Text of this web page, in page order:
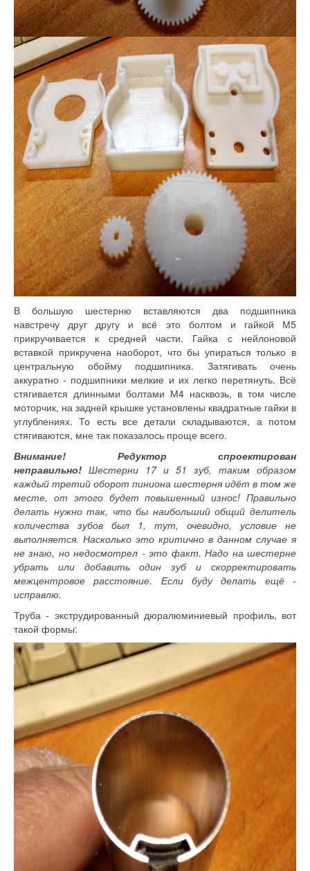
В большую шестерню вставляются два подшипника
навстречу друг другу и всё это болтом и гайкой М5
прикручивается к средней части. Гайка с нейлоновой
вставкой прикручена наоборот, что бы упираться только в
центральную обойму подшипника. Затягивать очень
аккуратно - подшипники мелкие и их легко перетянуть. Всё
стягивается длинными болтами М4 насквозь, в том числе
моторчик, на задней крышке установлены квадратные гайки в
углублениях. То есть все детали складываются, а потом
стягиваются, мне так показалось проще всего.
Внимание! Редуктор спроектирован
неправильно! Шестерни 17 и 51 зуб, таким образом
каждый третий оборот пиниона шестерня идёт в том же
месте, от этого будет повышенный износ! Правильно
делать нужно так, что бы наибольший общий делитель
количества зубов был 1, тут, очевидно, условие не
выполняется. Насколько это критично в данном случае я
не знаю, но недосмотрел - это факт. Надо на шестерне
убрать или добавить один зуб и скорректировать
межцентровое расстояние. Если буду делать ещё -
исправлю.
Труба - экструдированный дюралюминиевый профиль, вот
такой формы: